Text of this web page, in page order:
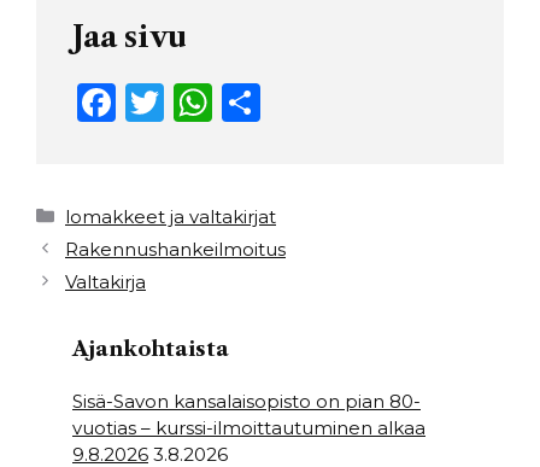
Jaa sivu
F
e
b
o
o
k
T
t
e
W
ts
A
p
e
Kategoriat
lomakkeet ja valtakirjat
Rakennushankeilmoitus
Valtakirja
Ajankohtaista
Sisä-Savon kansalaisopisto on pian 80-
vuotias – kurssi-ilmoittautuminen alkaa
9.8.2026 3.8.2026